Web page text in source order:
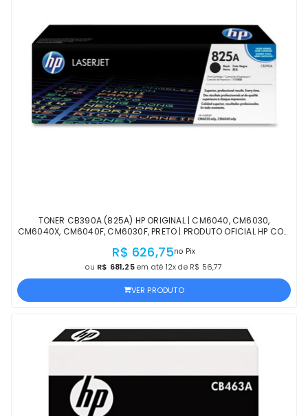
TONER CB390A (825A) HP ORIGINAL | CM6040, CM6030,
CM6040X, CM6040F, CM6030F, PRETO | PRODUTO OFICIAL HP COM
R$ 626,75no Pix
ou R$ 681,25em até 12x de R$ 56,77
VER PRODUTO